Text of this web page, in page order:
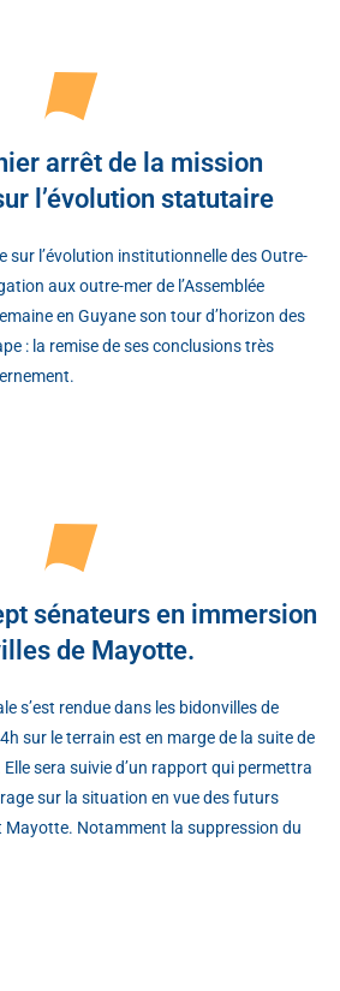
arrêt de la mission
l’évolution statutaire
sur l’évolution institutionnelle des Outre-
aux outre-mer de l’Assemblée
en Guyane son tour d’horizon des
: la remise de ses conclusions très
sénateurs en immersion
de Mayotte.
s’est rendue dans les bidonvilles de
sur le terrain est en marge de la suite de
sera suivie d’un rapport qui permettra
sur la situation en vue des futurs
Mayotte. Notamment la suppression du